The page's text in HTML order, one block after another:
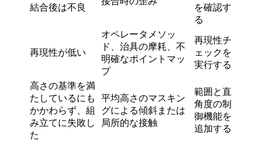
結合後は不良
を確認す
る
再現性が低い
オペレータメソッ
ド、治具の摩耗、不
明確なポイントマッ
プ
再現性チ
ェックを
実行する
高さの基準を満
たしているにも
かかわらず、組
み立てに失敗し
た
平均高さのマスキン
グによる傾斜または
局所的な接触
範囲と直
角度の制
御機能を
追加する